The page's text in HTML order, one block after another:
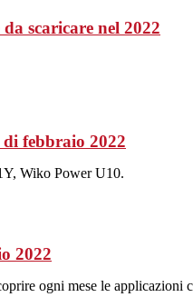
scaricare nel 2022
febbraio 2022
Wiko Power U10.
2022
ogni mese le applicazioni